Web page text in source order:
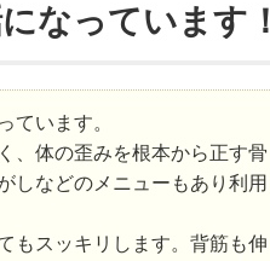
なっています！
ています。
、体の歪みを根本から正す骨
しなどのメニューもあり利用
もスッキリします。背筋も伸